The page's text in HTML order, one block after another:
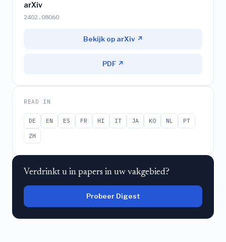
arXiv
2402.08060
Bekijk op arXiv ↗
PDF ↗
READ IN
DE EN ES FR HI IT JA KO NL
PT
ZH
Verdrinkt u in papers in uw vakgebied?
Probeer Digest